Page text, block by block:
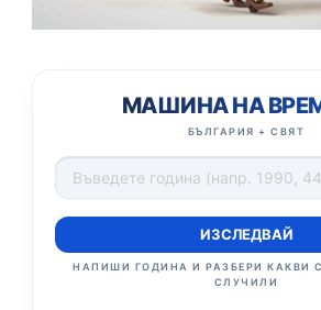
МАШИНА НА
БЪЛГАРИЯ + СВЯТ
ИЗСЛЕДВАЙ
НАПИШИ ГОДИНА И РАЗБЕРИ КАКВИ
СЛУЧИЛИ